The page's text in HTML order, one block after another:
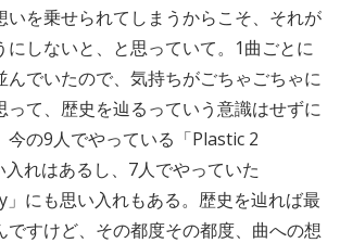
いを乗せられてしまうからこそ、それが
にしないと、と思っていて。1曲ごとに
んでいたので、気持ちがごちゃごちゃに
って、歴史を辿るっていう意識はせずに
今の9人でやっている「Plastic 2
れはあるし、7人でやっていた
」にも思い入れもある。歴史を辿れば最
ですけど、その都度その都度、曲への想